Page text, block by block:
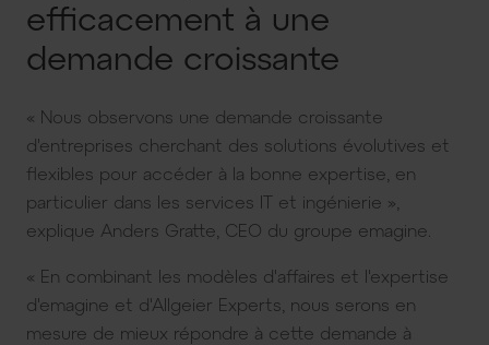
efficacement à une
demande croissante
« Nous observons une demande croissante
d'entreprises cherchant des solutions évolutives et
flexibles pour accéder à la bonne expertise, en
particulier dans les services IT et ingénierie »,
explique Anders Gratte, CEO du groupe emagine.
« En combinant les modèles d'affaires et l'expertise
d'emagine et d'Allgeier Experts, nous serons en
mesure de mieux répondre à cette demande à